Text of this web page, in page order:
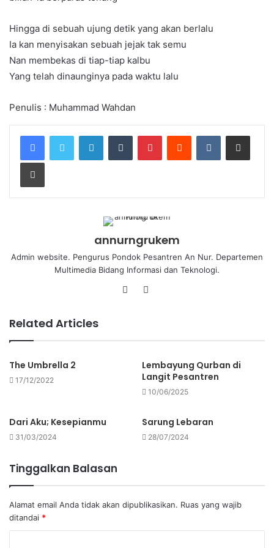
Hingga di sebuah ujung detik yang akan berlalu
Ia kan menyisakan sebuah jejak tak semu
Nan membekas di tiap-tiap kalbu
Yang telah dinaunginya pada waktu lalu
Penulis : Muhammad Wahdan
annurngrukem
Admin website. Pengurus Pondok Pesantren An Nur. Departemen
Multimedia Bidang Informasi dan Teknologi.
Related Articles
The Umbrella 2
17/12/2022
Lembayung Qurban di
Langit Pesantren
10/06/2025
Dari Aku; Kesepianmu
31/03/2024
Sarung Lebaran
28/07/2024
Tinggalkan Balasan
Alamat email Anda tidak akan dipublikasikan. Ruas yang wajib
ditandai *